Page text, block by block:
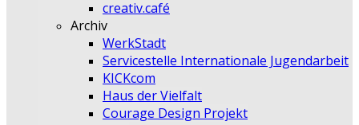
creativ.café
Archiv
WerkStadt
Servicestelle Internationale Jugendarbeit
KICKcom
Haus der Vielfalt
Courage Design Projekt